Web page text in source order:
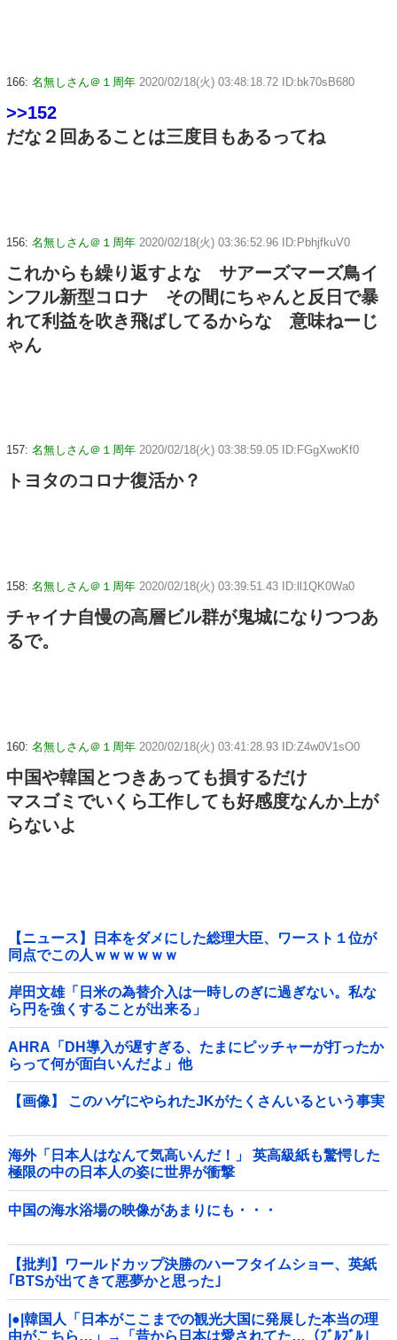
166: 名無しさん＠１周年 2020/02/18(火) 03:48:18.72 ID:bk70sB680
>>152
だな２回あることは三度目もあるってね
156: 名無しさん＠１周年 2020/02/18(火) 03:36:52.96 ID:PbhjfkuV0
これからも繰り返すよな サアーズマーズ鳥イ
ンフル新型コロナ その間にちゃんと反日で暴
れて利益を吹き飛ばしてるからな 意味ねーじ
ゃん
157: 名無しさん＠１周年 2020/02/18(火) 03:38:59.05 ID:FGgXwoKf0
トヨタのコロナ復活か？
158: 名無しさん＠１周年 2020/02/18(火) 03:39:51.43 ID:ll1QK0Wa0
チャイナ自慢の高層ビル群が鬼城になりつつあ
るで。
160: 名無しさん＠１周年 2020/02/18(火) 03:41:28.93 ID:Z4w0V1sO0
中国や韓国とつきあっても損するだけ
マスゴミでいくら工作しても好感度なんか上が
らないよ
【ニュース】日本をダメにした総理大臣、ワースト１位が
同点でこの人ｗｗｗｗｗｗ
岸田文雄「日米の為替介入は一時しのぎに過ぎない。私な
ら円を強くすることが出来る」
AHRA「DH導入が遅すぎる、たまにピッチャーが打ったか
らって何が面白いんだよ」他
【画像】 このハゲにやられたJKがたくさんいるという事実
海外「日本人はなんて気高いんだ！」 英高級紙も驚愕した
極限の中の日本人の姿に世界が衝撃
中国の海水浴場の映像があまりにも・・・
【批判】ワールドカップ決勝のハーフタイムショー、英紙
｢BTSが出てきて悪夢かと思った｣
|●|韓国人「日本がここまでの観光大国に発展した本当の理
由がこちら…」→「昔から日本は愛されてた…（ﾌﾞﾙﾌﾞﾙ」